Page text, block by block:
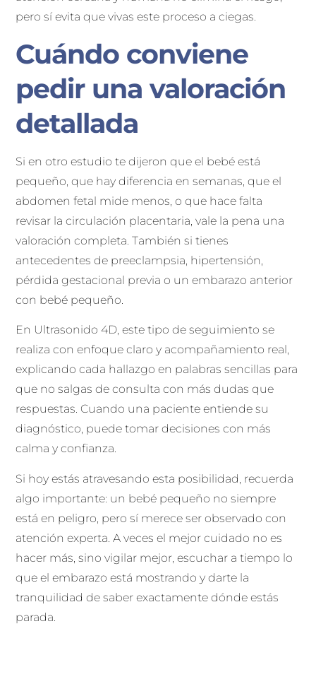
pero sí evita que vivas este proceso a ciegas.
Cuándo conviene
pedir una valoración
detallada
Si en otro estudio te dijeron que el bebé está
pequeño, que hay diferencia en semanas, que el
abdomen fetal mide menos, o que hace falta
revisar la circulación placentaria, vale la pena una
valoración completa. También si tienes
antecedentes de preeclampsia, hipertensión,
pérdida gestacional previa o un embarazo anterior
con bebé pequeño.
En Ultrasonido 4D, este tipo de seguimiento se
realiza con enfoque claro y acompañamiento real,
explicando cada hallazgo en palabras sencillas para
que no salgas de consulta con más dudas que
respuestas. Cuando una paciente entiende su
diagnóstico, puede tomar decisiones con más
calma y confianza.
Si hoy estás atravesando esta posibilidad, recuerda
algo importante: un bebé pequeño no siempre
está en peligro, pero sí merece ser observado con
atención experta. A veces el mejor cuidado no es
hacer más, sino vigilar mejor, escuchar a tiempo lo
que el embarazo está mostrando y darte la
tranquilidad de saber exactamente dónde estás
parada.